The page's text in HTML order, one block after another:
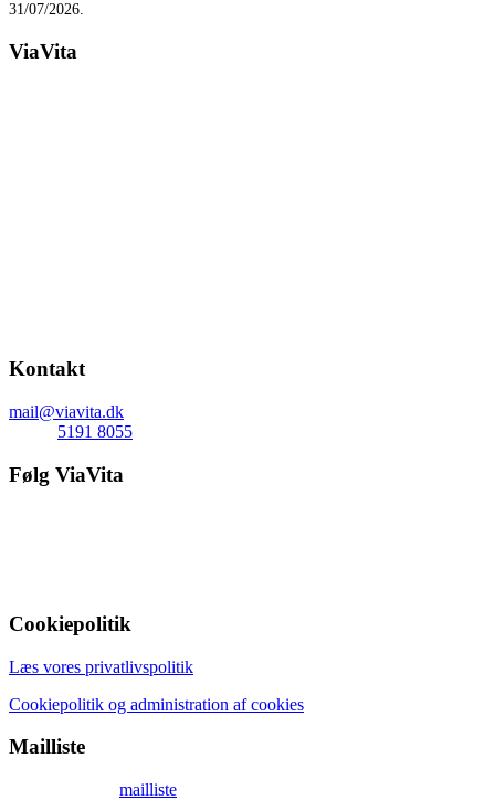
31/07/2026.
ViaVita
Kontakt
mail@viavita.dk
5191 8055
Følg ViaVita
Cookiepolitik
Læs vores privatlivspolitik
Cookiepolitik og administration af cookies
Mailliste
mailliste